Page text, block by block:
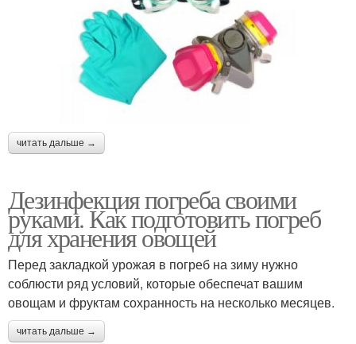
читать дальше →
Дезинфекция погреба своими
руками. Как подготовить погреб
для хранения овощей
Перед закладкой урожая в погреб на зиму нужно
соблюсти ряд условий, которые обеспечат вашим
овощам и фруктам сохранность на несколько месяцев.
читать дальше →